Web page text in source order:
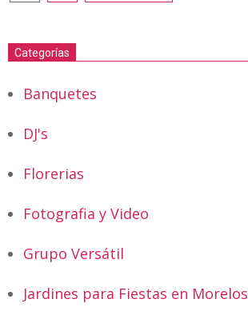
entradas
Categorías
Banquetes
DJ's
Florerias
Fotografia y Video
Grupo Versátil
Jardines para Fiestas en Morelos